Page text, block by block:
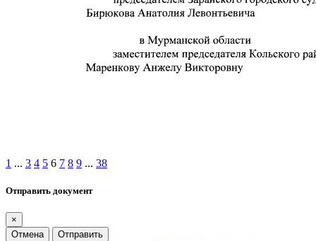
1 ... 3 4 5 6 7 8 9 ... 38
Отправить документ
×
Отмена
Отправить